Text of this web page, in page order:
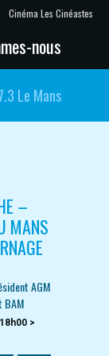
Cinéma Les Cinéastes
nous
Le Mans
–
MANS
AGM
BAM
>